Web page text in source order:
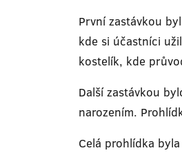
První zastávkou
kde si účastníci
kostelík, kde
Další zastávkou
narozením.
Celá prohlídka